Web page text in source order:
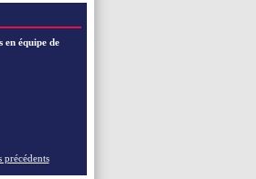
!
en équipe de
précédents